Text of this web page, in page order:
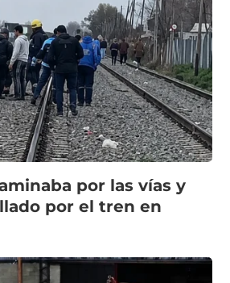
por las vías y
por el tren en